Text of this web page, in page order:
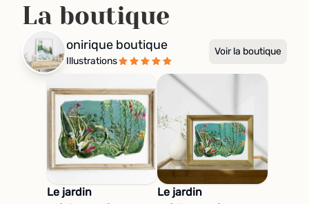
La boutique
onirique boutique
Illustrations
Voir la boutique
Le jardin
Le jardin